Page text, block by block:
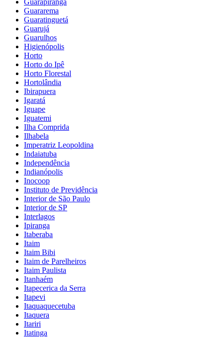
Guararema
Guaratinguetá
Guarujá
Guarulhos
Higienópolis
Horto
Horto do Ipê
Horto Florestal
Hortolândia
Ibirapuera
Igaratá
Iguape
Iguatemi
Ilha Comprida
Ilhabela
Imperatriz Leopoldina
Indaiatuba
Independência
Indianópolis
Inocoop
Instituto de Previdência
Interior de São Paulo
Interior de SP
Interlagos
Ipiranga
Itaberaba
Itaim
Itaim Bibi
Itaim de Parelheiros
Itaim Paulista
Itanhaém
Itapecerica da Serra
Itapevi
Itaquaquecetuba
Itaquera
Itariri
Itatinga